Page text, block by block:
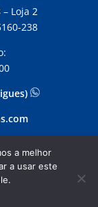
– Loja 2
238
por Webdas
–
a melhor
a usar este